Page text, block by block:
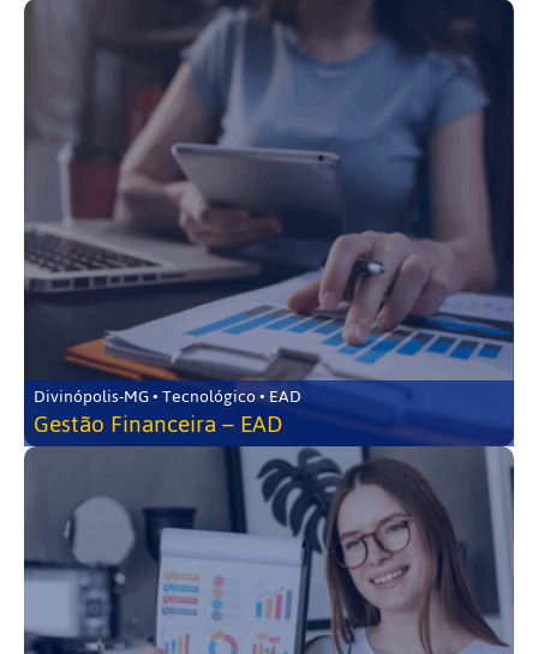
Divinópolis-MG • Tecnológico • EAD
Gestão Financeira – EAD